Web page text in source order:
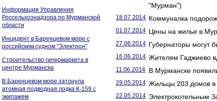
Информация Управления
Россельхознадзора по Мурманской
области
Инцидент в Баренцевом море с
российским судном "Электрон"
Строительство гипермаркета в
центре Мурманска
В Баренцевом море затонула
атомная подводная лодка К-159 с
экипажем
"Мурман")
18.07.2014 Коммуналка
01.07.2014 Цены на жилье в
27.06.2014 Губернаторы могут
16.06.2014 Жителям Гаджиево
11.06.2014 В Мурманске
29.05.2014 Жильцы 203 домов в
22.05.2014 Электрокотельным